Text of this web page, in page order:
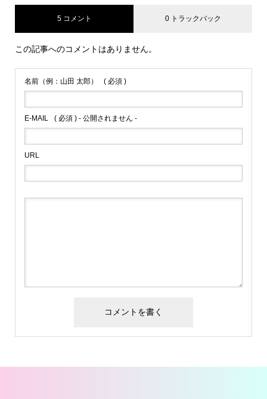
5 コメント 0 トラックバック
この記事へのコメントはありません。
名前（例：山田 太郎） ( 必須 )
E-MAIL ( 必須 ) - 公開されません -
URL